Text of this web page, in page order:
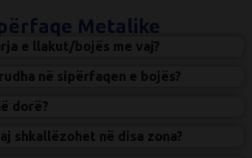
Metalike
e llakut/bojës me vaj?
në sipërfaqen e bojës?
dorë?
shkallëzohet në disa zona?